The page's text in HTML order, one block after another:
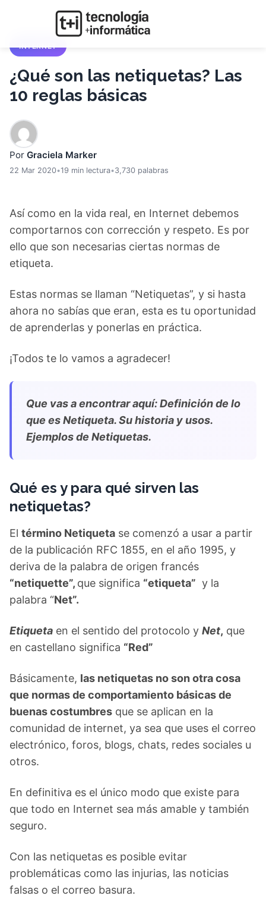
INTERNET
¿Qué son las netiquetas? Las
10 reglas básicas
Por Graciela Marker
22 Mar 2020•19 min lectura•3,730 palabras
Así como en la vida real, en Internet debemos
comportarnos con corrección y respeto. Es por
ello que son necesarias ciertas normas de
etiqueta.
Estas normas se llaman “Netiquetas”, y si hasta
ahora no sabías que eran, esta es tu oportunidad
de aprenderlas y ponerlas en práctica.
¡Todos te lo vamos a agradecer!
Que vas a encontrar aquí:Definición de lo
que es Netiqueta. Su historia y usos.
Ejemplos de Netiquetas.
Qué es y para qué sirven las
netiquetas?
El término Netiqueta se comenzó a usar a partir
de la publicación RFC 1855, en el año 1995, y
deriva de la palabra de origen francés
“netiquette”, que significa “etiqueta” y la
palabra “Net”.
Etiqueta en el sentido del protocolo y Net, que
en castellano significa “Red”
Básicamente, las netiquetas no son otra cosa
que normas de comportamiento básicas de
buenas costumbres que se aplican en la
comunidad de internet, ya sea que uses el correo
electrónico, foros, blogs, chats, redes sociales u
otros.
En definitiva es el único modo que existe para
que todo en Internet sea más amable y también
seguro.
Con las netiquetas es posible evitar
problemáticas como las injurias, las noticias
falsas o el correo basura.